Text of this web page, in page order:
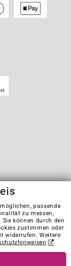
Impressum
passende
zu messen,
können durch den
zustimmen oder
widerrufen. Weitere
.